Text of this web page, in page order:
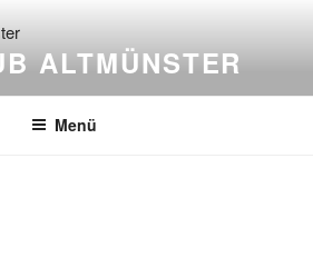
ALTMÜNSTER
Menü